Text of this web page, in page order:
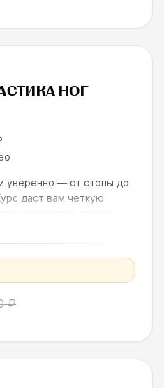
НОГ
уверенно — от стопы до
даст вам четкую
всегда стояли
Программа
₽